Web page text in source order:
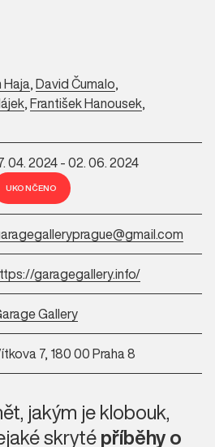
Haja,David Čumalo,
,František Hanousek,
04. 2024 - 02. 06. 2024
UKONČENO
garagegallery.info/
Gallery
7, 180 00 Praha 8
jakým je klobouk,
skrytépříběhy o